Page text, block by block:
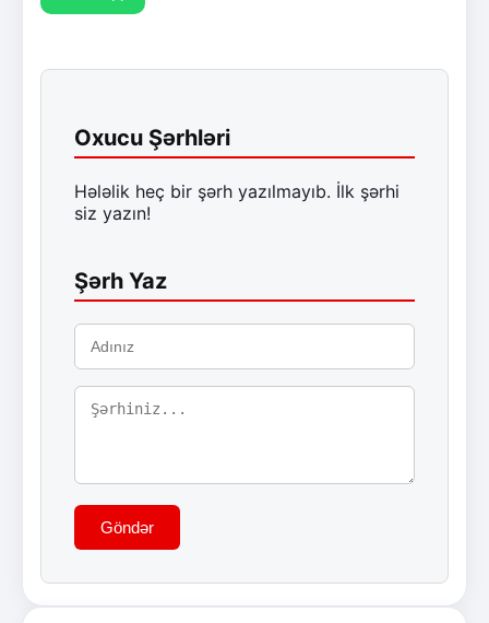
Oxucu Şərhləri
Hələlik heç bir şərh yazılmayıb. İlk şərhi
siz yazın!
Şərh Yaz
Göndər